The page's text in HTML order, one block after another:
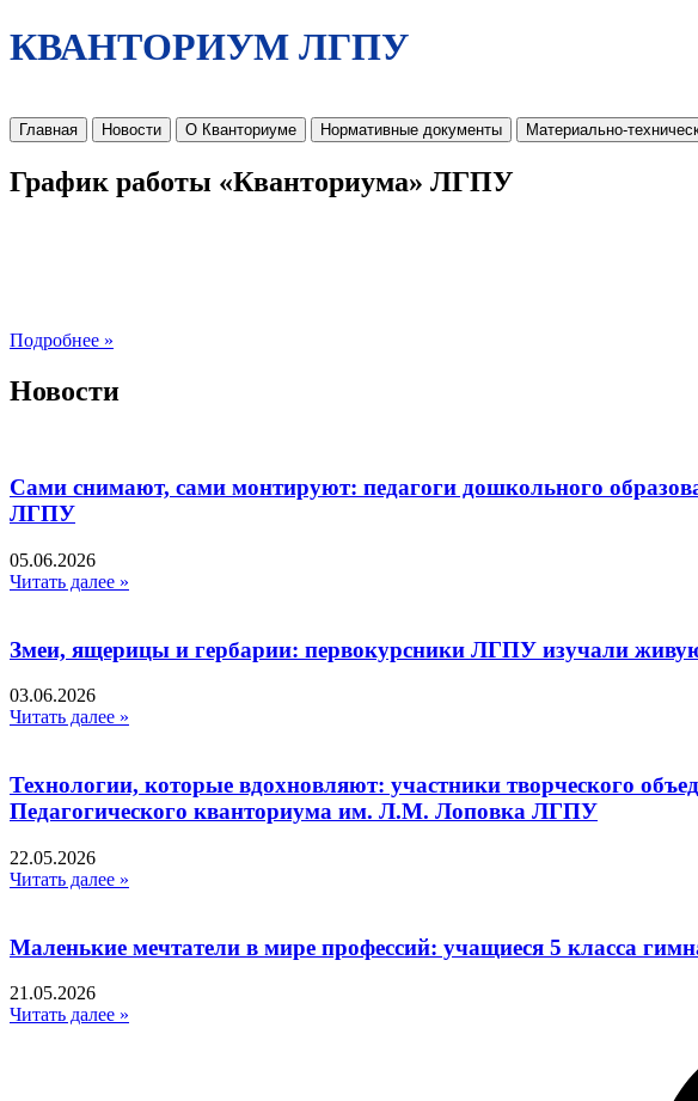
КВАНТОРИУМ ЛГПУ
Главная Новости О Кванториуме Нормативные документы Материально-
График работы «Кванториума» ЛГПУ
Подробнее »
Новости
Сами снимают, сами монтируют: педагоги дошкольного
ЛГПУ​
05.06.2026
Читать далее »
Змеи, ящерицы и гербарии: первокурсники ЛГПУ изучали
03.06.2026
Читать далее »
Технологии, которые вдохновляют: участники творческого
Педагогического кванториума им. Л.М. Лоповка ЛГПУ
22.05.2026
Читать далее »
Маленькие мечтатели в мире профессий: учащиеся 5 класса
21.05.2026
Читать далее »